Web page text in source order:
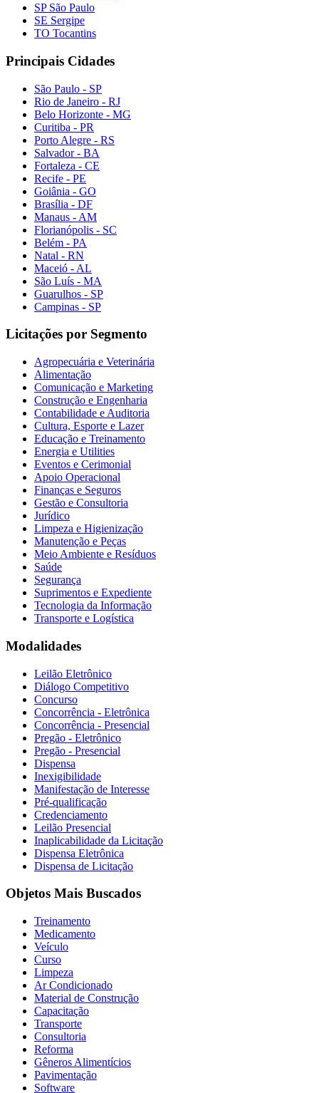
SP São Paulo
SE Sergipe
TO Tocantins
Principais Cidades
São Paulo - SP
Rio de Janeiro - RJ
Belo Horizonte - MG
Curitiba - PR
Porto Alegre - RS
Salvador - BA
Fortaleza - CE
Recife - PE
Goiânia - GO
Brasília - DF
Manaus - AM
Florianópolis - SC
Belém - PA
Natal - RN
Maceió - AL
São Luís - MA
Guarulhos - SP
Campinas - SP
Licitações por Segmento
Agropecuária e Veterinária
Alimentação
Comunicação e Marketing
Construção e Engenharia
Contabilidade e Auditoria
Cultura, Esporte e Lazer
Educação e Treinamento
Energia e Utilities
Eventos e Cerimonial
Apoio Operacional
Finanças e Seguros
Gestão e Consultoria
Jurídico
Limpeza e Higienização
Manutenção e Peças
Meio Ambiente e Resíduos
Saúde
Segurança
Suprimentos e Expediente
Tecnologia da Informação
Transporte e Logística
Modalidades
Leilão Eletrônico
Diálogo Competitivo
Concurso
Concorrência - Eletrônica
Concorrência - Presencial
Pregão - Eletrônico
Pregão - Presencial
Dispensa
Inexigibilidade
Manifestação de Interesse
Pré-qualificação
Credenciamento
Leilão Presencial
Inaplicabilidade da Licitação
Dispensa Eletrônica
Dispensa de Licitação
Objetos Mais Buscados
Treinamento
Medicamento
Veículo
Curso
Limpeza
Ar Condicionado
Material de Construção
Capacitação
Transporte
Consultoria
Reforma
Gêneros Alimentícios
Pavimentação
Software